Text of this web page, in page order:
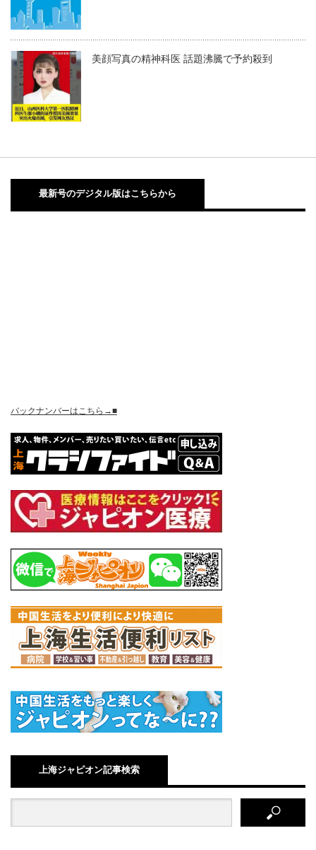
美顔写真の精神科医 話題沸騰で予約殺到
最新号のデジタル版はこちらから
バックナンバーはこちら→■
上海ジャピオン記事検索